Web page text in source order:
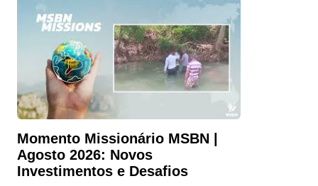
Momento Missionário MSBN |
Agosto 2026: Novos
Investimentos e Desafios